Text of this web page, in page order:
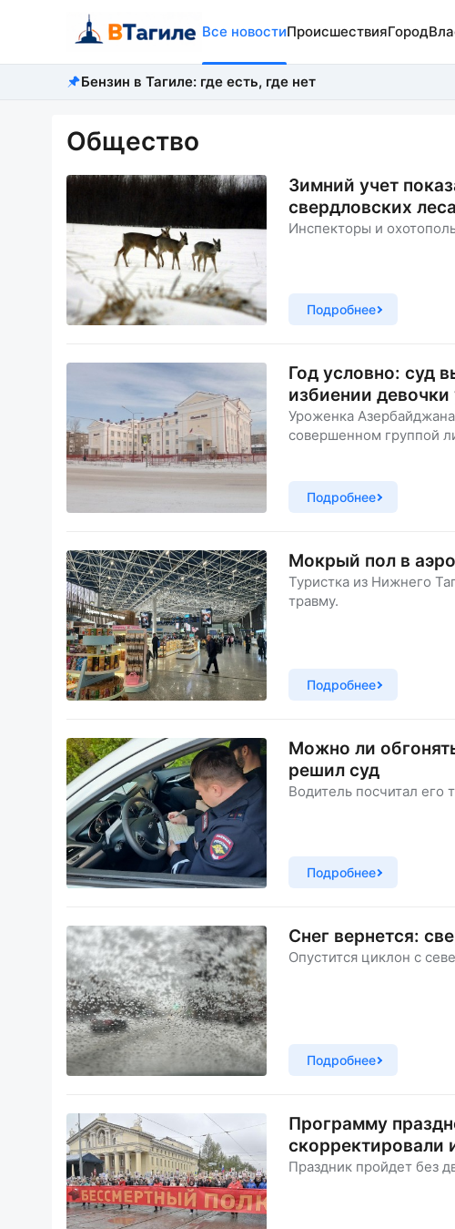
Все новостиПроисшествияГород
Бензин в Тагиле: где есть, где нет
Общество
Зимний учет
свердловских
Инспекторы и
Подробнее
Год условно: суд
избиении
Уроженка
совершенном группой
Подробнее
Мокрый пол в
Туристка из Нижнего
травму.
Подробнее
Можно ли
решил суд
Водитель посчитал его
Подробнее
Снег вернется:
Опустится циклон с
Подробнее
Программу
скорректировали
Праздник пройдет без